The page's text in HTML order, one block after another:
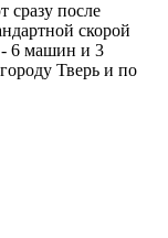
сразу после
скорой
- 6 машин и 3
Тверь и по